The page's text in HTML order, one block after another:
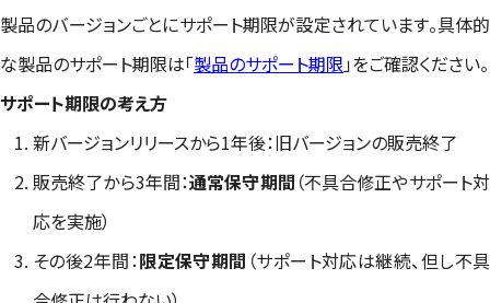
製品のバージョンごとにサポート期限が設定されています。具体的
な製品のサポート期限は「製品のサポート期限」をご確認ください。
サポート期限の考え方
新バージョンリリースから1年後：旧バージョンの販売終了
販売終了から3年間：通常保守期間 （不具合修正やサポート対
応を実施）
その後2年間：限定保守期間 （サポート対応は継続、但し不具